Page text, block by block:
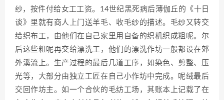
纱，按件付给女工工资。14世纪黑死病后薄伽丘的《十日
谈》里就有商人上门送羊毛、收毛纱的描述。毛纱又转交
给织布工，由他们在自己家里用自备的织机织成粗呢。尔
后这些粗呢再交给漂洗工，他们的漂洗作坊一般都设在郊
外溪流上。生产过程的最后几道工序，如染色、剪整、压
光等，大部分由独立工匠在自己小作坊中完成。呢绒最后
交回作坊主。如一个合伙的毛纺工场，其账本上记载了在